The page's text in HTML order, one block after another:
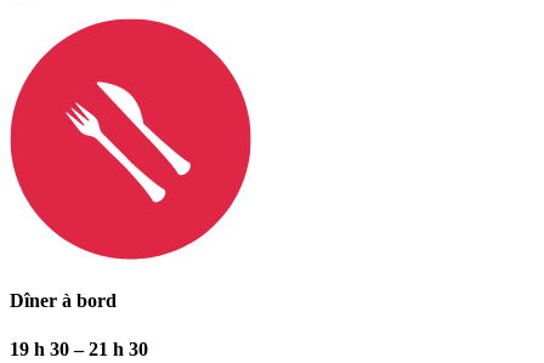
Dîner à bord
19 h 30 – 21 h 30